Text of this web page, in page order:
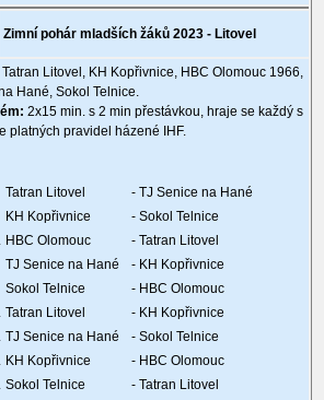
Zimní pohár mladších žáků 2023 - Litovel
Tatran Litovel, KH Kopřivnice, HBC Olomouc 1966,
Hané, Sokol Telnice.
2x15 min. s 2 min přestávkou, hraje se každý s
platných pravidel házené IHF.
Tatran Litovel
- TJ Senice na Hané
KH Kopřivnice
- Sokol Telnice
HBC Olomouc
- Tatran Litovel
TJ Senice na Hané
- KH Kopřivnice
Sokol Telnice
- HBC Olomouc
Tatran Litovel
- KH Kopřivnice
TJ Senice na Hané
- Sokol Telnice
KH Kopřivnice
- HBC Olomouc
Sokol Telnice
- Tatran Litovel